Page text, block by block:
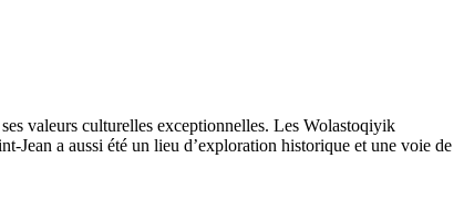
valeurs culturelles exceptionnelles. Les Wolastoqiyik
Jean a aussi été un lieu d’exploration historique et une voie de